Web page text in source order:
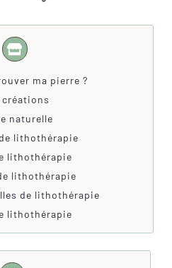
ma pierre ?
créations
naturelle
lithothérapie
lithothérapie
lithothérapie
de lithothérapie
lithothérapie